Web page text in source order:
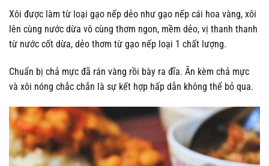
Xôi được làm từ loại gạo nếp dẻo như gạo nếp cái hoa vàng, xôi
lên cùng nước dừa vô cùng thơm ngon, mềm dẻo, vị thanh thanh
từ nước cốt dừa, dẻo thơm từ gạo nếp loại 1 chất lượng.
Chuẩn bị chả mực đã rán vàng rồi bày ra đĩa. Ăn kèm chả mực
và xôi nóng chắc chắn là sự kết hợp hấp dẫn không thể bỏ qua.